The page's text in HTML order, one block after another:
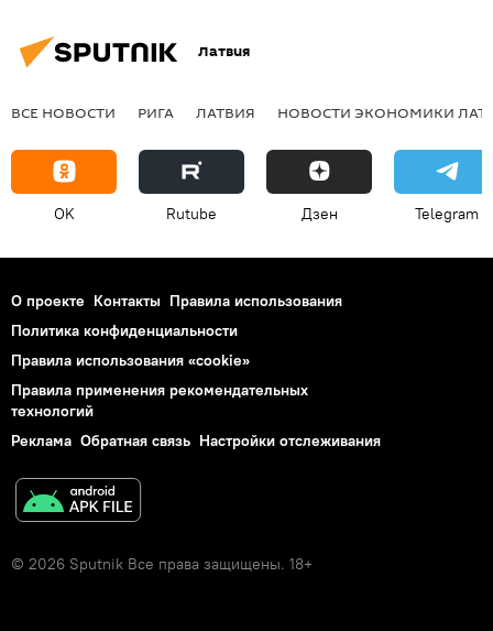
Латвия
ВСЕ НОВОСТИ РИГА ЛАТВИЯ НОВОСТИ ЭКОНОМИКИ
OK Rutube Дзен Telegram
О проекте Контакты Правила использования
Политика конфиденциальности
Правила использования «cookie»
Правила применения рекомендательных
технологий
Реклама Обратная связь Настройки отслеживания
© 2026 Sputnik Все права защищены. 18+